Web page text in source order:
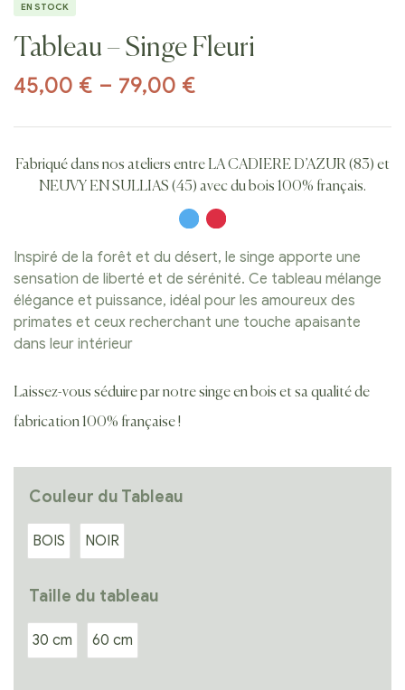
EN STOCK
Tableau – Singe Fleuri
45,00 € – 79,00 €
Fabriqué dans nos ateliers entre LA CADIERE D’AZUR (83) et
NEUVY EN SULLIAS (45) avec du bois 100% français.
Inspiré de la forêt et du désert, le singe apporte une
sensation de liberté et de sérénité. Ce tableau mélange
élégance et puissance, idéal pour les amoureux des
primates et ceux recherchant une touche apaisante
dans leur intérieur
Laissez-vous séduire par notre singe en bois et sa qualité de
fabrication 100% française !
Couleur du Tableau
BOIS NOIR
Taille du tableau
30 cm 60 cm